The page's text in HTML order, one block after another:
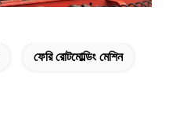
ফেরি রোটমোল্ডিং মেশিন